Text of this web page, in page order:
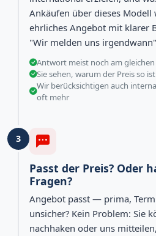
Ankäufen über dieses Modell
ehrliches Angebot mit klarer
"Wir melden uns
Antwort meist noch am gleichen
Sie sehen, warum der Preis so ist
Wir berücksichtigen auch
oft mehr
3
Passt der Preis? Oder
Fragen?
Angebot passt — prima,
unsicher? Kein Problem: Sie
nachhaken oder uns